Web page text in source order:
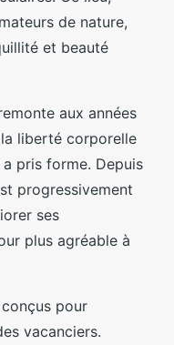
de nature,
et beauté
aux années
liberté corporelle
pris forme. Depuis
progressivement
ses
plus agréable à
pour
vacanciers.